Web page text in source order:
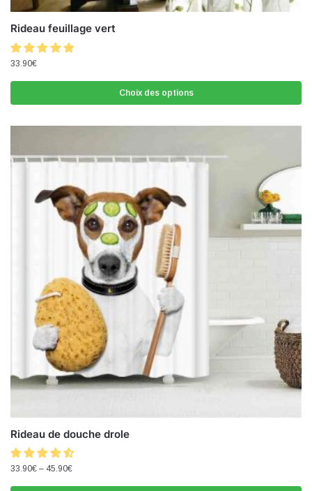
Rideau feuillage vert
33.90€
Choix des options
Rideau de douche drole
33.90€ – 45.90€